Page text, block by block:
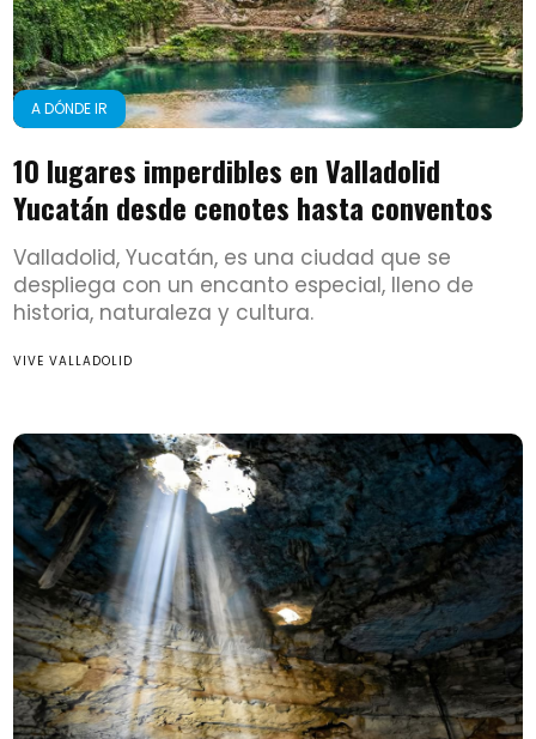
A DÓNDE IR
10 lugares imperdibles en Valladolid
Yucatán desde cenotes hasta conventos
Valladolid, Yucatán, es una ciudad que se
despliega con un encanto especial, lleno de
historia, naturaleza y cultura.
VIVE VALLADOLID